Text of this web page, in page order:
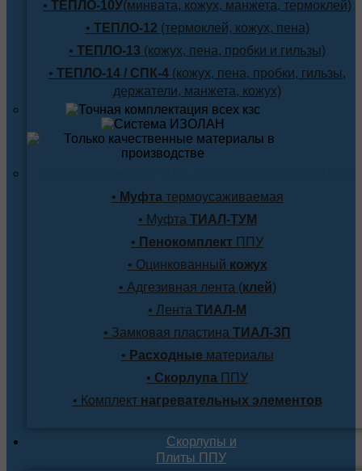
• ТЕПЛО-10У(минвата, кожух, манжета, термоклей)
• ТЕПЛО-12 (термоклей, кожух, пена)
• ТЕПЛО-13 (кожух, пена, пробки и гильзы)
• ТЕПЛО-14 / СПК-4 (кожух, пена, пробки, гильзы,
держатели, манжета, кожух)
• Муфтатермоусаживаемая
• Муфта ТИАЛ-ТУМ
• Пенокомплект ППУ
• Оцинкованный кожух
• Адгезивная лента (клей)
• Лента ТИАЛ-М
• Замковая пластина ТИАЛ-ЗП
• Расходные материалы
• Скорлупа ППУ
• Комплектнагревательных элементов
Скорлупы и
Плиты ППУ